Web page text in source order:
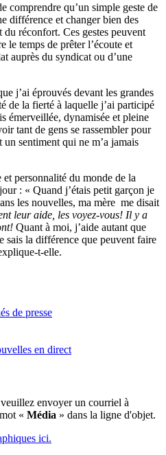
comprendre qu’un simple geste de
différence et changer bien des
du réconfort. Ces gestes peuvent
le temps de prêter l’écoute et
auprès du syndicat ou d’une
j’ai éprouvés devant les grandes
de la fierté à laquelle j’ai participé
émerveillée, dynamisée et pleine
tant de gens se rassembler pour
un sentiment qui ne m’a jamais
et personnalité du monde de la
: « Quand j’étais petit garçon je
les nouvelles, ma mère me disait
leur aide, les voyez-vous! Il y a
Quant à moi, j’aide autant que
sais la différence que peuvent faire
t-elle.
de presse
en direct
envoyer un courriel à
« Média » dans la ligne d'objet.
ici.